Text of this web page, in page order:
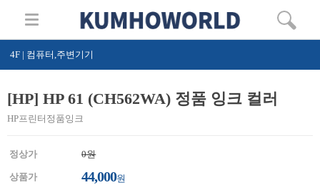
4F | 컴퓨터,주변기기
[HP] HP 61 (CH562WA) 정품 잉크 컬러
HP프린터정품잉크
정상가 0원
상품가 44,000원